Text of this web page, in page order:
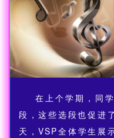
在上个学期，同
段，这些选段也促进
天，VSP全体学生展